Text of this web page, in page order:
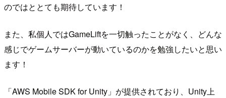
のではととても期待しています！
また、私個人ではGameLiftを一切触ったことがなく、どんな
感じでゲームサーバーが動いているのかを勉強したいと思い
ます！
「AWS Mobile SDK for Unity」が提供されており、Unity上